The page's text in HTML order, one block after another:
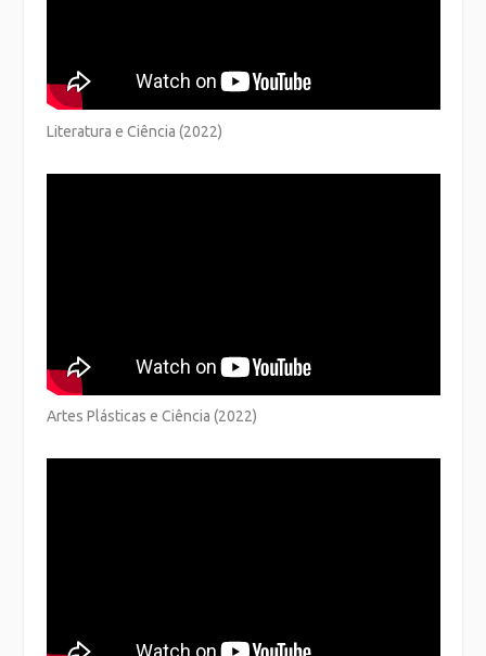
Literatura e Ciência (2022)
Artes Plásticas e Ciência (2022)